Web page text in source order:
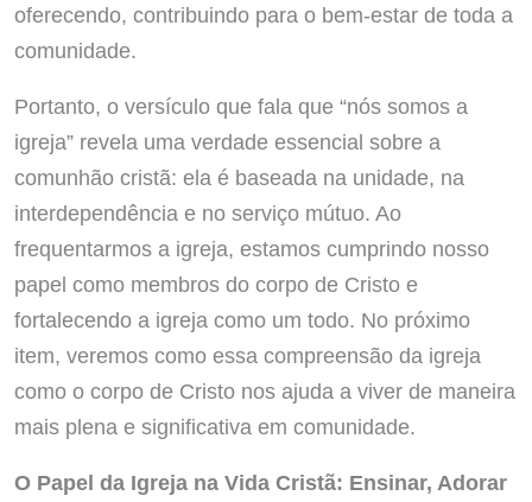
oferecendo, contribuindo para o bem-estar de toda a
comunidade.
Portanto, o versículo que fala que “nós somos a
igreja” revela uma verdade essencial sobre a
comunhão cristã: ela é baseada na unidade, na
interdependência e no serviço mútuo. Ao
frequentarmos a igreja, estamos cumprindo nosso
papel como membros do corpo de Cristo e
fortalecendo a igreja como um todo. No próximo
item, veremos como essa compreensão da igreja
como o corpo de Cristo nos ajuda a viver de maneira
mais plena e significativa em comunidade.
O Papel da Igreja na Vida Cristã: Ensinar, Adorar